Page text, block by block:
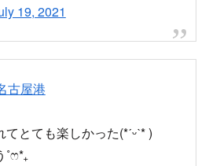
19, 2021
古屋港
とても楽しかった(*ˊᵕˋ* )